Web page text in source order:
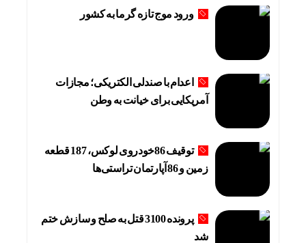
ورود موج تازه گرما به کشور
اعدام با صندلی الکتریکی؛ مجازات
آمریکایی برای خیانت به وطن
توقیف 86خودروی لوکس، 187 قطعه
زمین و 86 آپارتمان تراستی‌ها
پرونده 3100 قتل به صلح و سازش ختم
شد